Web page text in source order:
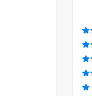
보내는
책을 통
이 이야
아무렇